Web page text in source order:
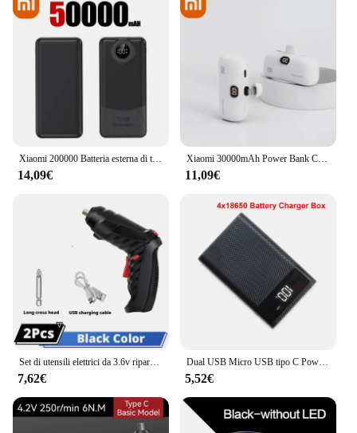
Xiaomi 200000 Batteria esterna di tipo C per caricabatterie portatile di grande capacità con ricarica super veloce da 120 W mAh per iPhone
14,09€
Xiaomi 30000mAh Power Bank Caricatore portatile per telefono cellulare Cavo integrato Capsula batteria esterna Mini Power Bank per iPhone di tipo C
11,09€
Set di utensili elettrici da 3.6v riparazione di manutenzione domestica batteria al litio da 1800mAh Mini trapano elettrico per uso domestico cacciavite a batteria Col
7,62€
Dual USB Micro USB tipo C Power Bank Shell DC 5V DIY 6*18650 custodia carica batteria scatola di immagazzinaggio Display a LED torcia
5,52€